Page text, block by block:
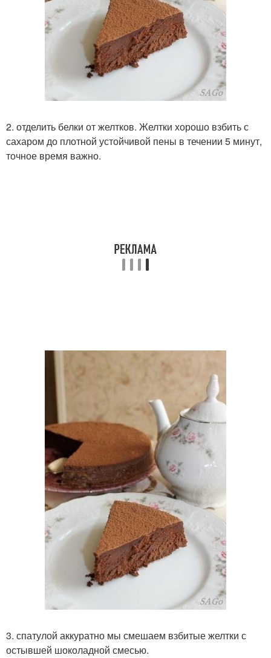
2. отделить белки от желтков. Желтки хорошо взбить с
сахаром до плотной устойчивой пены в течении 5 минут,
точное время важно.
3. спатулой аккуратно мы смешаем взбитые желтки с
остывшей шоколадной смесью.